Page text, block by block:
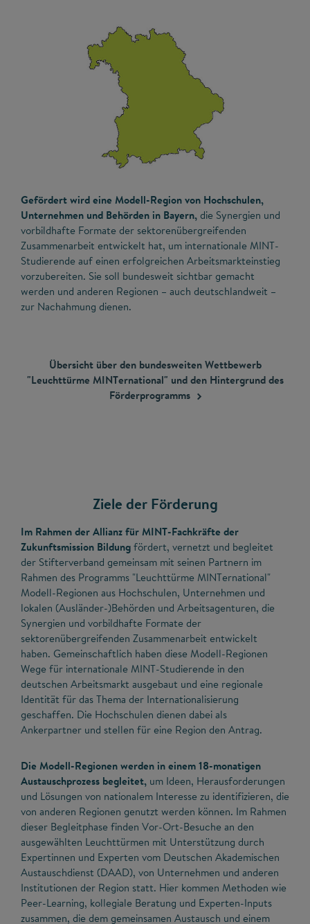
Gefördert wird eine Modell-Region von Hochschulen,
Unternehmen und Behörden in Bayern,die Synergien und
vorbildhafte Formate der sektorenübergreifenden
Zusammenarbeit entwickelt hat, um internationale MINT-
Studierende auf einen erfolgreichen Arbeitsmarkteinstieg
vorzubereiten. Sie soll bundesweit sichtbar gemacht
werden und anderen Regionen – auch deutschlandweit –
zur Nachahmung dienen.
Übersicht über den bundesweiten Wettbewerb
"Leuchttürme MINTernational" und den Hintergrund des
Förderprogramms
Ziele der Förderung
Im Rahmen der Allianz für MINT-Fachkräfte der
Zukunftsmission Bildungfördert, vernetzt und begleitet
der Stifterverband gemeinsam mit seinen Partnern im
Rahmen des Programms "Leuchttürme MINTernational"
Modell-Regionen aus Hochschulen, Unternehmen und
lokalen (Ausländer-)Behörden und Arbeitsagenturen, die
Synergien und vorbildhafte Formate der
sektorenübergreifenden Zusammenarbeit entwickelt
haben. Gemeinschaftlich haben diese Modell-Regionen
Wege für internationale MINT-Studierende in den
deutschen Arbeitsmarkt ausgebaut und eine regionale
Identität für das Thema der Internationalisierung
geschaffen. Die Hochschulen dienen dabei als
Ankerpartner und stellen für eine Region den Antrag.
Die Modell-Regionen werden in einem 18-monatigen
Austauschprozess begleitet, um Ideen, Herausforderungen
und Lösungen von nationalem Interesse zu identifizieren, die
von anderen Regionen genutzt werden können. Im Rahmen
dieser Begleitphase finden Vor-Ort-Besuche an den
ausgewählten Leuchttürmen mit Unterstützung durch
Expertinnen und Experten vom Deutschen Akademischen
Austauschdienst (DAAD), von Unternehmen und anderen
Institutionen der Region statt. Hier kommen Methoden wie
Peer-Learning, kollegiale Beratung und Experten-Inputs
zusammen, die dem gemeinsamen Austausch und einem